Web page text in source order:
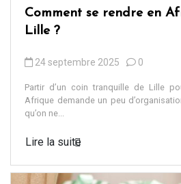
Comment se rendre en
Lille ?
24 septembre 2025 0
Partir d’un coin tranquille de Lille
Afrique demande un peu
qu’on ne...
Lire la suite